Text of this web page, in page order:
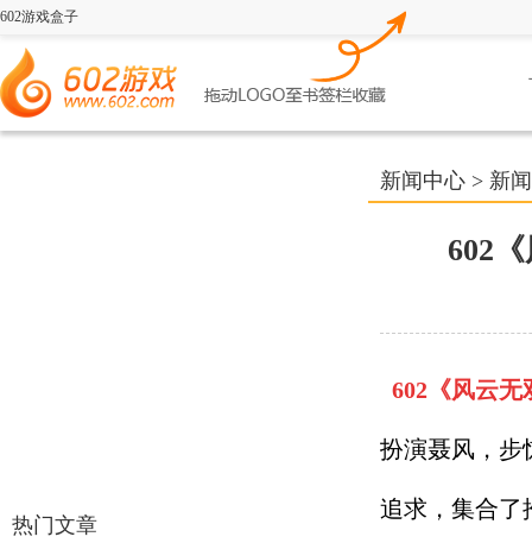
602游戏盒子
热门文章
新闻中心 > 新
602
602《风云无
扮演聂风，步
追求，集合了